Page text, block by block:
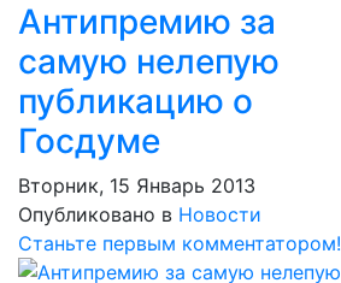
Антипремию за
самую нелепую
публикацию о
Госдуме
Вторник, 15 Январь 2013
Опубликовано в Новости
Станьте первым комментатором!